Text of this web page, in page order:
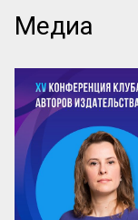
Медиа